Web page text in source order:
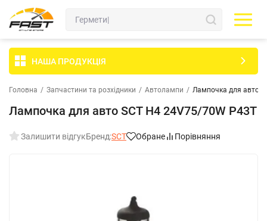
НАША ПРОДУКЦІЯ
Головна / Запчастини та розхідники / Автолампи / Лампочка для авто
Лампочка для авто SCT H4 24V75/70W P43T
Залишити відгукБренд:SCT Обране Порівняння